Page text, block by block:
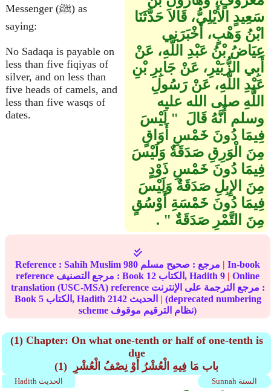
Messenger (ﷺ) as
saying:
No Sadaqa is payable on
less than five fiqiyas of
silver, and on less than
five heads of camels, and
less than five wasqs of
dates.
سَعِيدٍ الأَيْلِيُّ، قَالاَ حَدَّثَنَا
ابْنُ وَهْبٍ، أَخْبَرَنِي
عِيَاضُ بْنُ عَبْدِ اللَّهِ، عَنْ
أَبِي الزُّبَيْرِ، عَنْ جَابِرِ بْنِ
عَبْدِ اللَّهِ، عَنْ رَسُولِ
اللَّهِ صلى الله عليه
وسلم أَنَّهُ قَالَ ‏ "‏ لَيْسَ
فِيمَا دُونَ خَمْسِ أَوَاقٍ
مِنَ الْوَرِقِ صَدَقَةٌ وَلَيْسَ
فِيمَا دُونَ خَمْسِ ذَوْدٍ
مِنَ الإِبِلِ صَدَقَةٌ وَلَيْسَ
فِيمَا دُونَ خَمْسَةِ أَوْسُقٍ
مِنَ التَّمْرِ صَدَقَةٌ ‏"‏ ‏.‏
Reference : Sahih Muslim 980 مرجع : صحيح مسلم | In-book
reference مرجع التصنيف : Book 12 الكتاب, Hadith 9 | Online
translation (USC-MSA) reference مرجع الترجمة على الإنترنت :
Book 5 الكتاب, Hadith 2142 | (deprecated numbering
scheme نظام الترقيم موقوف)
(1) Chapter: On what one-tenth or half of one-tenth is
due
(1) باب مَا فِيهِ الْعُشْرُ أَوْ نِصْفُ الْعُشْرِ ‏‏
Sunnah السنة Hadith الحديث